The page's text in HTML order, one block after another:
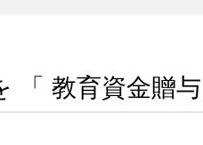
「 教育資金贈